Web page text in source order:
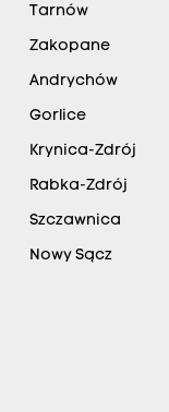
Tarnów
Zakopane
Andrychów
Gorlice
Krynica-Zdrój
Rabka-Zdrój
Szczawnica
Nowy Sącz